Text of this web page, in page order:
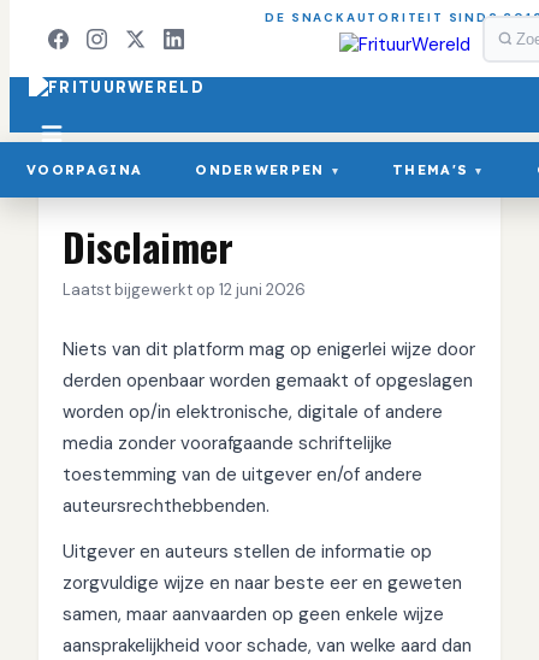
DE SNACKAUTORITEIT SINDS
VOORPAGINA ONDERWERPEN ▾ THEMA'S ▾
Disclaimer
Laatst bijgewerkt op 12 juni 2026
Niets van dit platform mag op enigerlei wijze door
derden openbaar worden gemaakt of opgeslagen
worden op/in elektronische, digitale of andere
media zonder voorafgaande schriftelijke
toestemming van de uitgever en/of andere
auteursrechthebbenden.
Uitgever en auteurs stellen de informatie op
zorgvuldige wijze en naar beste eer en geweten
samen, maar aanvaarden op geen enkele wijze
aansprakelijkheid voor schade, van welke aard dan